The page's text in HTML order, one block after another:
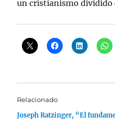
un cristianismo dividido
Relacionado
Joseph Ratzinger, “El